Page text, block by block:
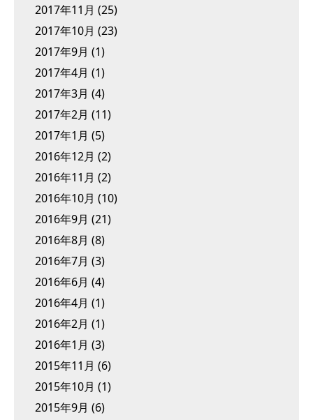
2017年11月 (25)
2017年10月 (23)
2017年9月 (1)
2017年4月 (1)
2017年3月 (4)
2017年2月 (11)
2017年1月 (5)
2016年12月 (2)
2016年11月 (2)
2016年10月 (10)
2016年9月 (21)
2016年8月 (8)
2016年7月 (3)
2016年6月 (4)
2016年4月 (1)
2016年2月 (1)
2016年1月 (3)
2015年11月 (6)
2015年10月 (1)
2015年9月 (6)